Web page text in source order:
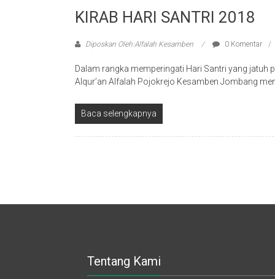
KIRAB HARI SANTRI 2018
Diposkan Oleh:Alfalah Kesamben 0 Komentar
Dalam rangka memperingati Hari Santri yang jatuh
Alqur’an Alfalah Pojokrejo Kesamben Jombang
Baca selengkapnya
Tentang Kami